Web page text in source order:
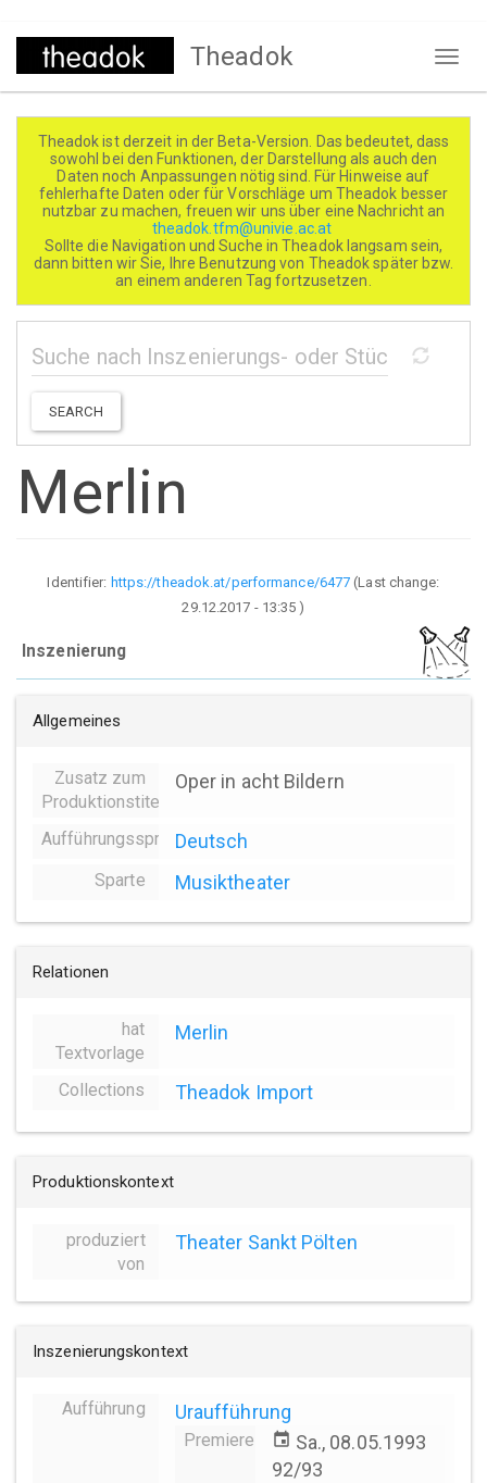
Direkt
Theadok
Theadok ist derzeit in der Beta-Version. Das bedeutet, dass
sowohl bei den Funktionen, der Darstellung als auch den
Daten noch Anpassungen nötig sind. Für Hinweise auf
fehlerhafte Daten oder für Vorschläge um Theadok besser
nutzbar zu machen, freuen wir uns über eine Nachricht an
theadok.tfm@univie.ac.at
Sollte die Navigation und Suche in Theadok langsam sein,
dann bitten wir Sie, Ihre Benutzung von Theadok später bzw.
an einem anderen Tag fortzusetzen.
SEARCH
Merlin
Identifier: https://theadok.at/performance/6477 (Last change:
29.12.2017 - 13:35 )
Inszenierung
Allgemeines
Zusatz zum
Produktionstitel
Oper in acht Bildern
AufführungsspracheDeutsch
Sparte Musiktheater
Relationen
hat
Textvorlage
Merlin
Collections Theadok Import
Produktionskontext
produziert
von
Theater Sankt Pölten
Inszenierungskontext
Aufführung Uraufführung
Premiere event Sa., 08.05.1993
92/93